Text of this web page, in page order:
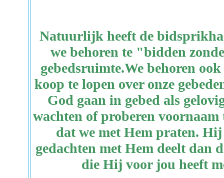
Natuurlijk heeft de
we behoren te "bidden
gebedsruimte.We behoren
koop te lopen over onze
God gaan in gebed als
wachten of proberen
dat we met Hem praten.
gedachten met Hem deelt dan
die Hij voor jou heeft